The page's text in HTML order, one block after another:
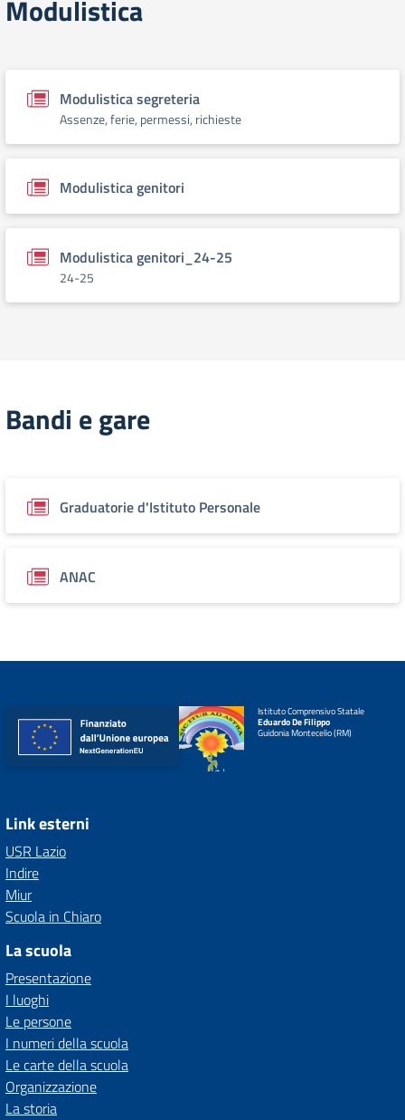
Modulistica
Modulistica segreteria
Assenze, ferie, permessi, richieste
Modulistica genitori
Modulistica genitori_24-25
24-25
Bandi e gare
Graduatorie d'Istituto Personale
ANAC
Istituto Comprensivo Statale
Eduardo De Filippo
Guidonia Montecelio (RM)
Link esterni
USR Lazio
Indire
Miur
Scuola in Chiaro
La scuola
Presentazione
I luoghi
Le persone
I numeri della scuola
Le carte della scuola
Organizzazione
La storia